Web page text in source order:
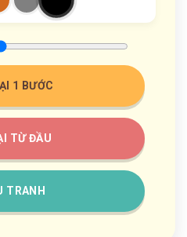
1 BƯỚC
TỪ ĐẦU
TRANH